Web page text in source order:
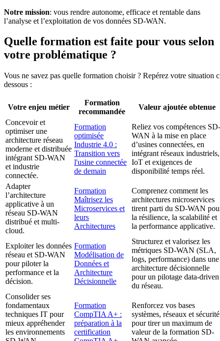
Notre mission: vous rendre autonome, efficace et rentable dans
l’analyse et l’exploitation de vos données SD-WAN.
Quelle formation est faite pour vous selon
votre problématique ?
Vous ne savez pas quelle formation choisir ? Repérez votre situation
dessous :
Votre enjeu métier
Formation
recommandée
Valeur ajoutée obtenue
Concevoir et
optimiser une
architecture réseau
moderne et distribuée
intégrant SD-WAN
et industrie
connectée.
Formation
optimisée
Industrie 4.0 :
Transition vers
l'usine connectée
de demain
Reliez vos compétences SD-
WAN à la mise en place
d’usines connectées, en
intégrant réseaux industriels,
IoT et exigences de
disponibilité temps réel.
Adapter
l’architecture
applicative à un
réseau SD-WAN
distribué et multi-
cloud.
Formation
Maîtrisez les
Microservices et
leurs
Architectures
Comprenez comment les
architectures microservices
tirent parti du SD-WAN
la résilience, la scalabilité et
la performance applicative.
Exploiter les données
réseau et SD-WAN
pour piloter la
performance et la
décision.
Formation
Modélisation de
Données et
Architecture
Décisionnelle
Structurez et valorisez les
métriques SD-WAN (SLA,
logs, performance) dans une
architecture décisionnelle
pour un pilotage data-driven
du réseau.
Consolider ses
fondamentaux
techniques IT pour
mieux appréhender
les environnements
Formation
CompTIA A+ :
préparation à la
certification
Renforcez vos bases
systèmes, réseaux et sécurité
pour tirer un maximum de
valeur de la formation SD-